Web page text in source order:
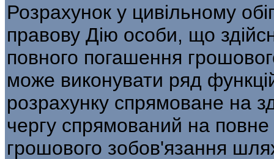
Розрахунок у цивільному
правову Дію особи, що
повного погашення
може виконувати ряд
розрахунку спрямоване на
чергу спрямований на
грошового зобов'язання